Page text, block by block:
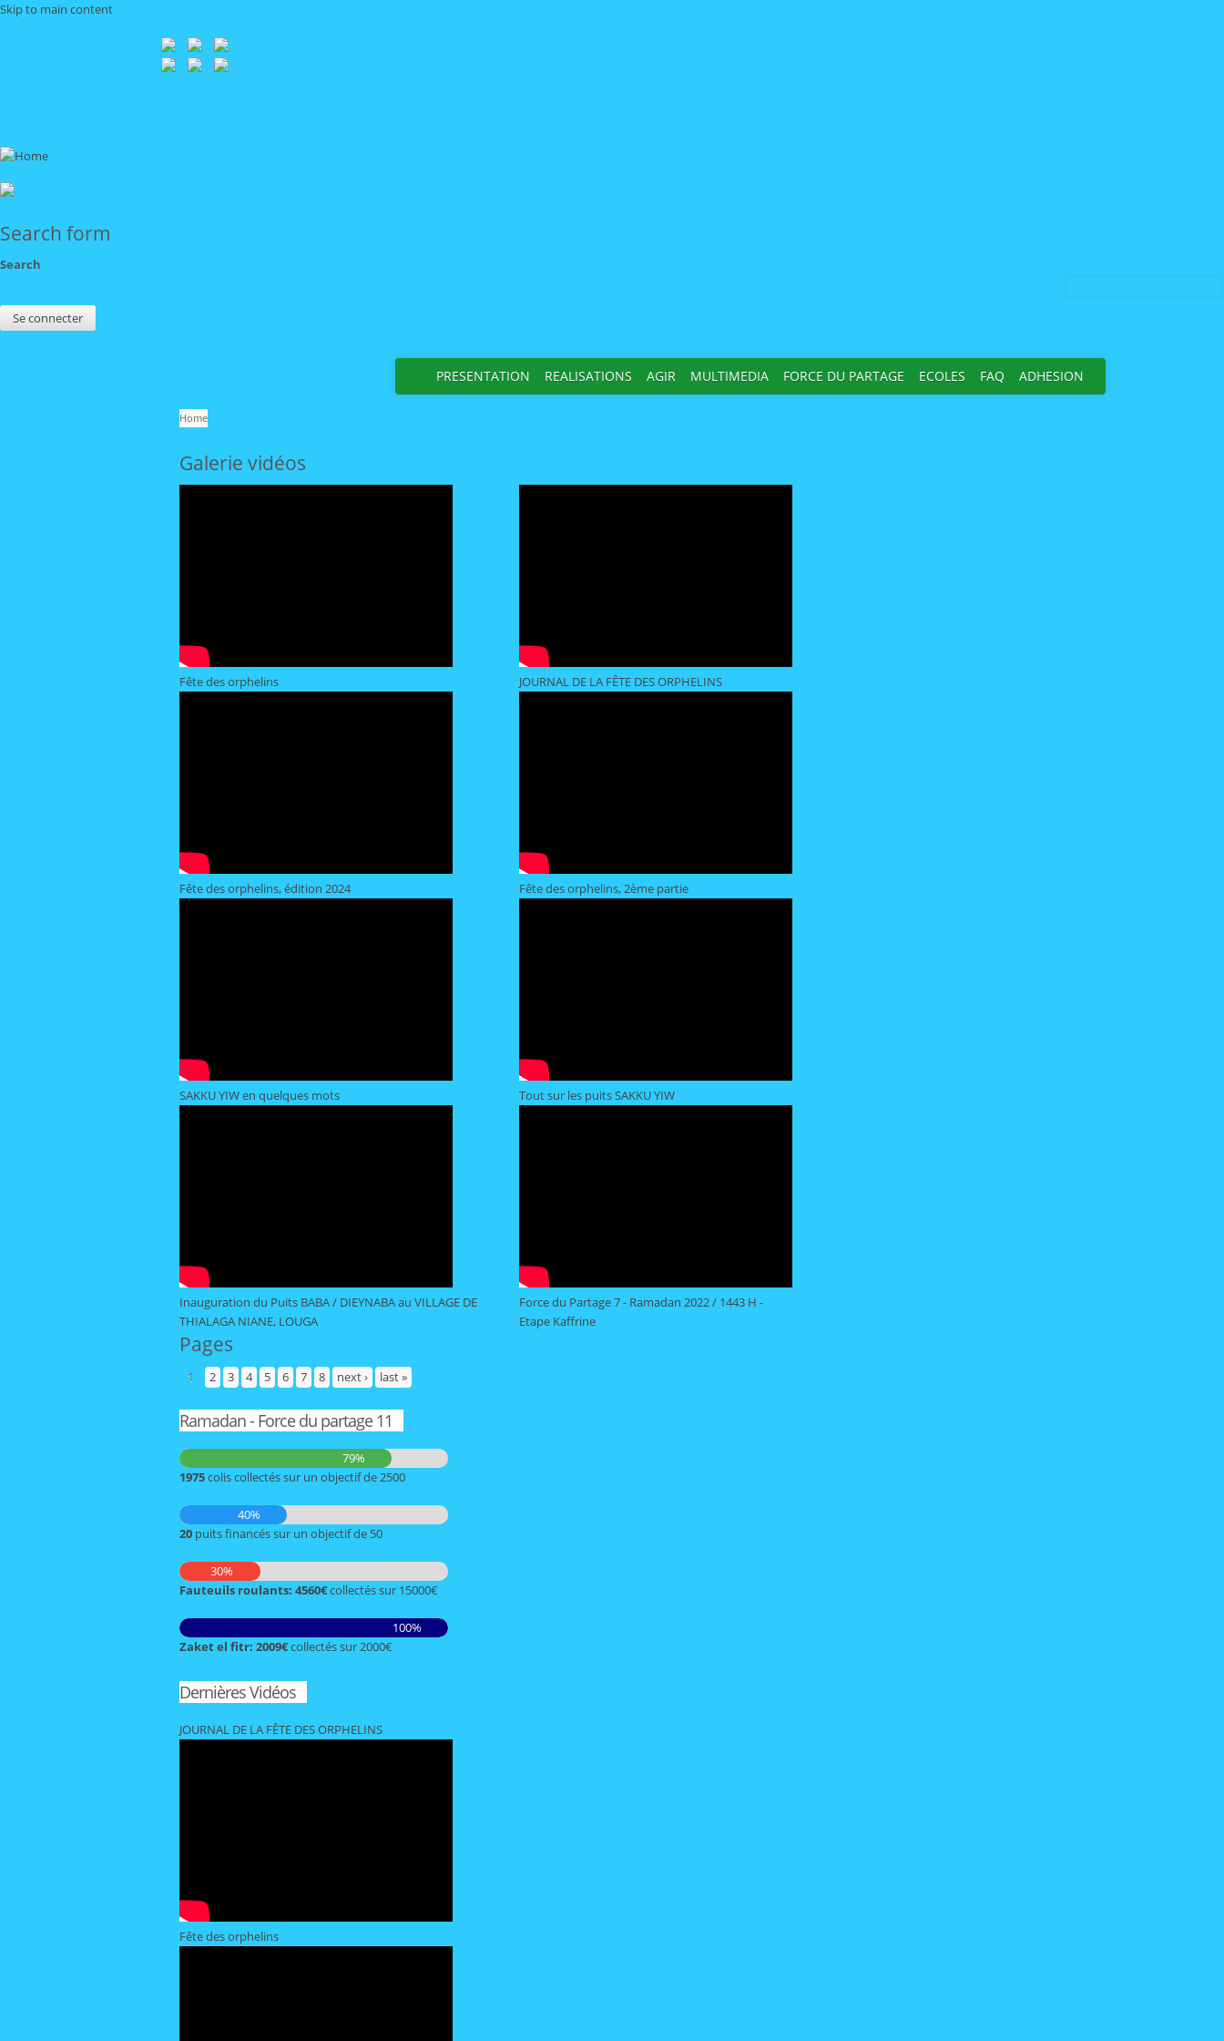
Skip to main content
Search form
Search
Se connecter
PRESENTATION REALISATIONS AGIR MULTIMEDIA FORCE DU PARTAGE ECOLES FAQ ADHESION
Home
Galerie vidéos
Fête des orphelins JOURNAL DE LA FÊTE DES ORPHELINS
Fête des orphelins, édition 2024 Fête des orphelins, 2ème partie
SAKKU YIW en quelques mots Tout sur les puits SAKKU YIW
Inauguration du Puits BABA / DIEYNABA au VILLAGE DE
THIALAGA NIANE, LOUGA
Force du Partage 7 - Ramadan 2022 / 1443 H -
Etape Kaffrine
Pages
1 2 3 4 5 6 7 8 next › last »
Ramadan - Force du partage 11
79%
1975colis collectés sur un objectif de 2500
40%
20 puits financés sur un objectif de 50
30%
Fauteuils roulants: 4560€collectés sur 15000€
100%
Zaket el fitr: 2009€collectés sur 2000€
Dernières Vidéos
JOURNAL DE LA FÊTE DES ORPHELINS
Fête des orphelins